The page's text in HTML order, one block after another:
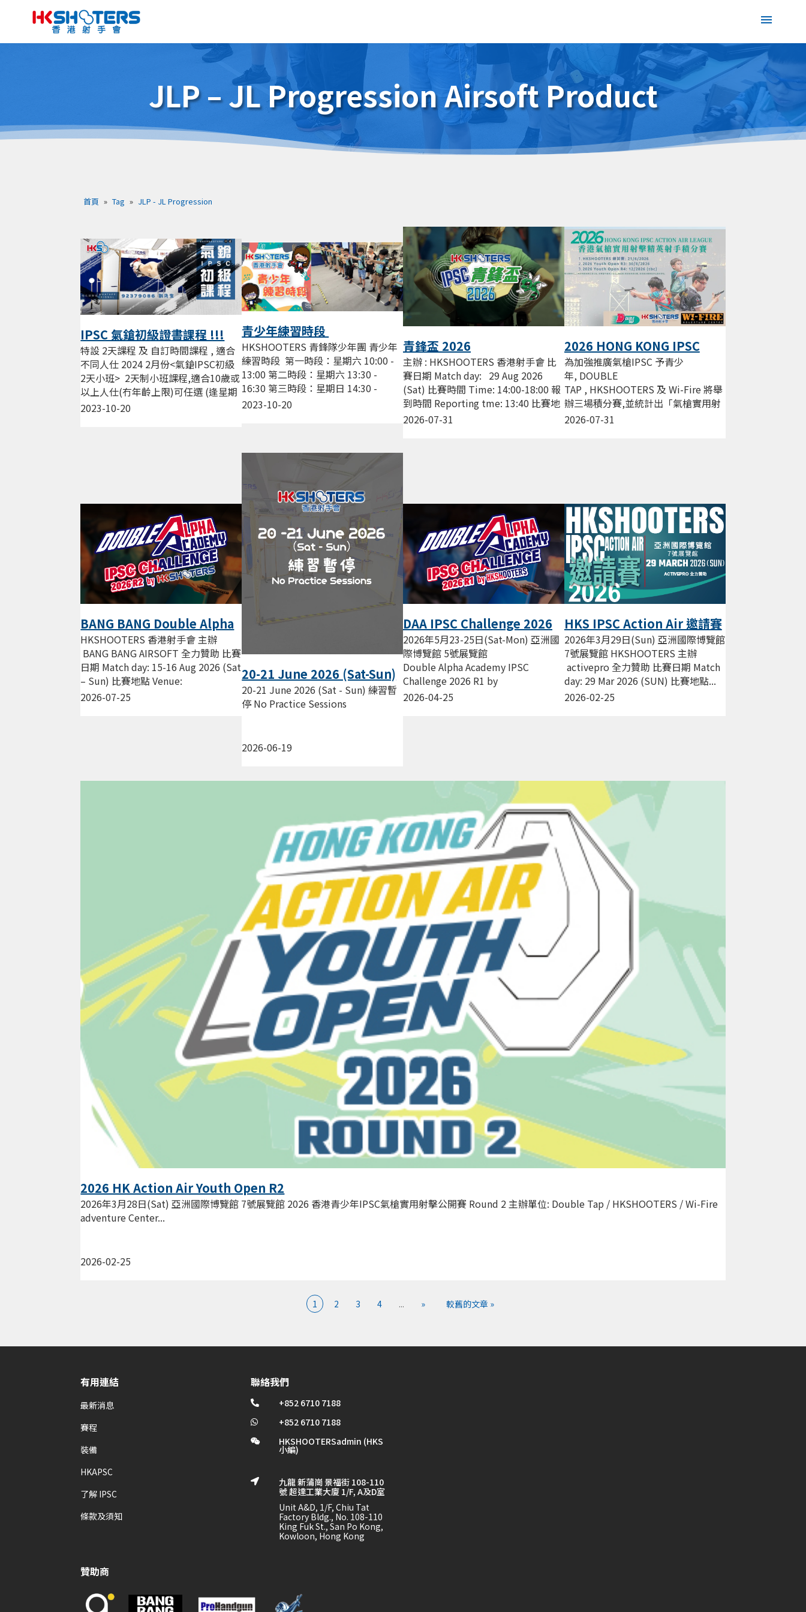
JLP – JL Progression Airsoft Product
首頁 » Tag » JLP - JL Progression
IPSC 氣鎗初級證書課程 !!!
2023-10-20
特設 2天課程 及 自訂時間課程 , 適合
不同人仕 2024 2月份<氣鎗IPSC初級
2天小班> 2天制小班課程,適合10歲或
以上人仕(冇年齡上限)可任選 (逢星期
三，五，六晚19:00...
青少年練習時段
2023-10-20
HKSHOOTERS 青鋒隊少年團 青少年
練習時段 第一時段：星期六 10:00 -
13:00 第二時段：星期六 13:30 -
16:30 第三時段：星期日 14:30 -
17:30 費用 : $200/節 由資深教練帶領
青鋒盃 2026
2026-07-31
主辦 : HKSHOOTERS 香港射手會 比
賽日期 Match day: 29 Aug 2026
(Sat) 比賽時間 Time: 14:00-18:00 報
到時間 Reporting tme: 13:40 比賽地
點...
2026 HONG KONG IPSC
Action AIR League
2026-07-31
為加強推廣氣槍IPSC 予青少
年, DOUBLE
TAP , HKSHOOTERS 及 Wi-Fire 將舉
辦三場積分賽,並統計出「氣槍實用射
擊精英射手」 獎項, 嘉許於2026年曾
BANG BANG Double Alpha
Academy IPSC Challenge
2026 R2 by HKS
2026-07-25
HKSHOOTERS 香港射手會 主辦
BANG BANG AIRSOFT 全力贊助 比賽
日期 Match day: 15-16 Aug 2026 (Sat
– Sun) 比賽地點 Venue:
HKSHOOTERS 新蒲崗 景福街...
20-21 June 2026 (Sat-Sun)
練習暫停 No Practice
Sessions
2026-06-19
20-21 June 2026 (Sat - Sun) 練習暫
停 No Practice Sessions
DAA IPSC Challenge 2026
R1 by HKSHOOTERS
2026-04-25
2026年5月23-25日(Sat-Mon) 亞洲國
際博覽館 5號展覽館
Double Alpha Academy IPSC
Challenge 2026 R1 by
HKSHOOTERS HKSHOOTERS 香港
HKS IPSC Action Air 邀請賽
Mar 2026
2026-02-25
2026年3月29日(Sun) 亞洲國際博覽館
7號展覽館 HKSHOOTERS 主辦
activepro 全力贊助 比賽日期 Match
day: 29 Mar 2026 (SUN) 比賽地點...
2026 HK Action Air Youth Open R2
2026-02-25
2026年3月28日(Sat) 亞洲國際博覽館 7號展覽館 2026 香港青少年IPSC氣槍實用射擊公開賽 Round 2 主辦單位: Double Tap / HKSHOOTERS / Wi-Fire
adventure Center...
1 2 3 4 ... » 較舊的文章 »
有用連結
最新消息
賽程
裝備
HKAPSC
了解 IPSC
條款及須知
聯絡我們
 +852 6710 7188
 +852 6710 7188
 HKSHOOTERSadmin (HKS
小編)

九龍 新蒲崗 景福街 108-110
號 超達工業大廈 1/F, A及D室
Unit A&D, 1/F, Chiu Tat
Factory Bldg., No. 108-110
King Fuk St., San Po Kong,
Kowloon, Hong Kong
贊助商